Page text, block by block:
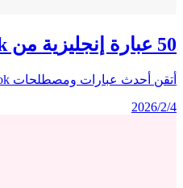
50 عبارة إنجليزية من TikTok يستخدمها الجميع في 2026
أتقن أحدث عبارات ومصطلحات TikTok الفيروسية التي يستخدمها الجيل Z في 2026. من 'slay' إلى 'brainrot'، تعلم معانيها وكيفية استخدامها بشكل صحيح.
2026/2/4